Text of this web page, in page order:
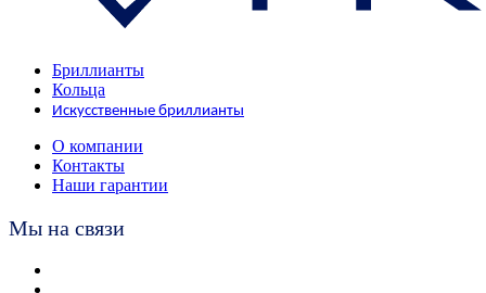
Бриллианты
Кольца
Искусственные бриллианты
О компании
Контакты
Наши гарантии
Мы на связи